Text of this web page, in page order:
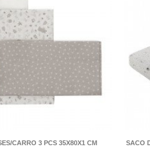
CARRO 3 PCS 35X80X1 CM
SACO